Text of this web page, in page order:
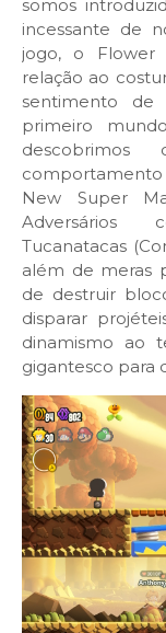
somos
incessante de
jogo, o Flower
relação ao
sentimento
primeiro
comportamento
New Super
Adversários
Tucanatacas
além de meras
de destruir
disparar
dinamismo ao
gigantesco para